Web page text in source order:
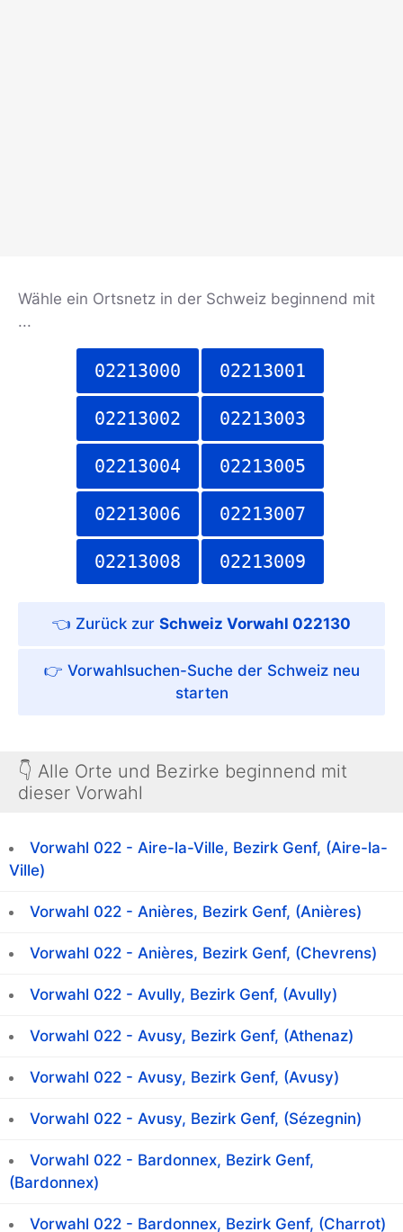
Wähle ein Ortsnetz in der Schweiz beginnend mit
...
02213000 02213001
02213002 02213003
02213004 02213005
02213006 02213007
02213008 02213009
Schweiz Vorwahl 022130
Vorwahlsuchen-Suche der Schweiz
👇 Alle Orte und Bezirke beginnend mit
dieser Vorwahl
Vorwahl 022 - Aire-la-Ville, Bezirk Genf, (Aire-la-
Ville)
Vorwahl 022 - Anières, Bezirk Genf, (Anières)
Vorwahl 022 - Anières, Bezirk Genf, (Chevrens)
Vorwahl 022 - Avully, Bezirk Genf, (Avully)
Vorwahl 022 - Avusy, Bezirk Genf, (Athenaz)
Vorwahl 022 - Avusy, Bezirk Genf, (Avusy)
Vorwahl 022 - Avusy, Bezirk Genf, (Sézegnin)
Vorwahl 022 - Bardonnex, Bezirk Genf,
(Bardonnex)
Vorwahl 022 - Bardonnex, Bezirk Genf, (Charrot)